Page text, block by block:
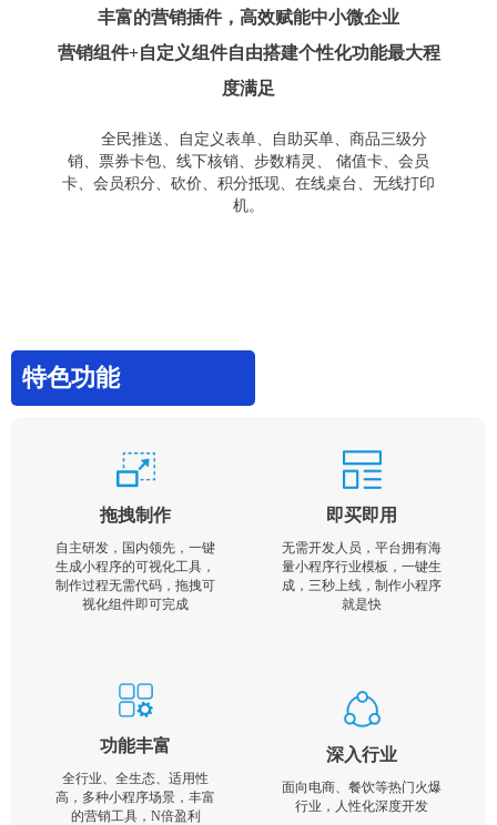
丰富的营销插件，高效赋能中小微企业
营销组件+自定义组件自由搭建个性化功能最大程
度满足
全民推送、自定义表单、自助买单、商品三级分
销、票券卡包、线下核销、步数精灵、 储值卡、会员
卡、会员积分、砍价、积分抵现、在线桌台、无线打印
机。
特色功能
拖拽制作
自主研发，国内领先，一键
生成小程序的可视化工具，
制作过程无需代码，拖拽可
视化组件即可完成
即买即用
无需开发人员，平台拥有海
量小程序行业模板，一键生
成，三秒上线，制作小程序
就是快
功能丰富
全行业、全生态、适用性
高，多种小程序场景，丰富
的营销工具，N倍盈利
深入行业
面向电商、餐饮等热门火爆
行业，人性化深度开发